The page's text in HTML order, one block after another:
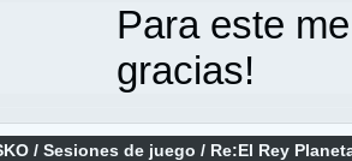
Para este
gracias!
/Sesiones de juego / Re:El Rey